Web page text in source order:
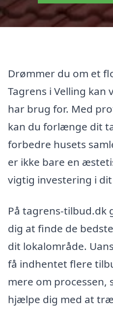
Drømmer du om et
Tagrens i Velling
har brug for. Med
kan du forlænge dit
forbedre husets
er ikke bare en
vigtig investering i
På tagrens-tilbud.dk
dig at finde de
dit lokalområde.
få indhentet flere
mere om processen,
hjælpe dig med at